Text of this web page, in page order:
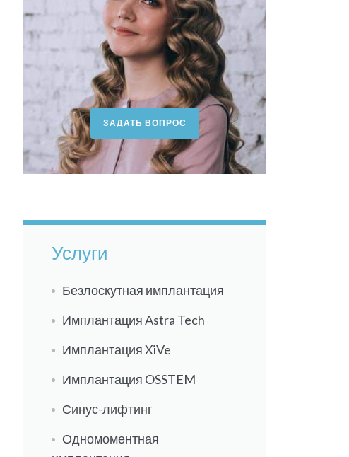
ЗАДАТЬ ВОПРОС
Услуги
Безлоскутная имплантация
Имплантация Astra Tech
Имплантация XiVe
Имплантация OSSTEM
Синус-лифтинг
Одномоментная